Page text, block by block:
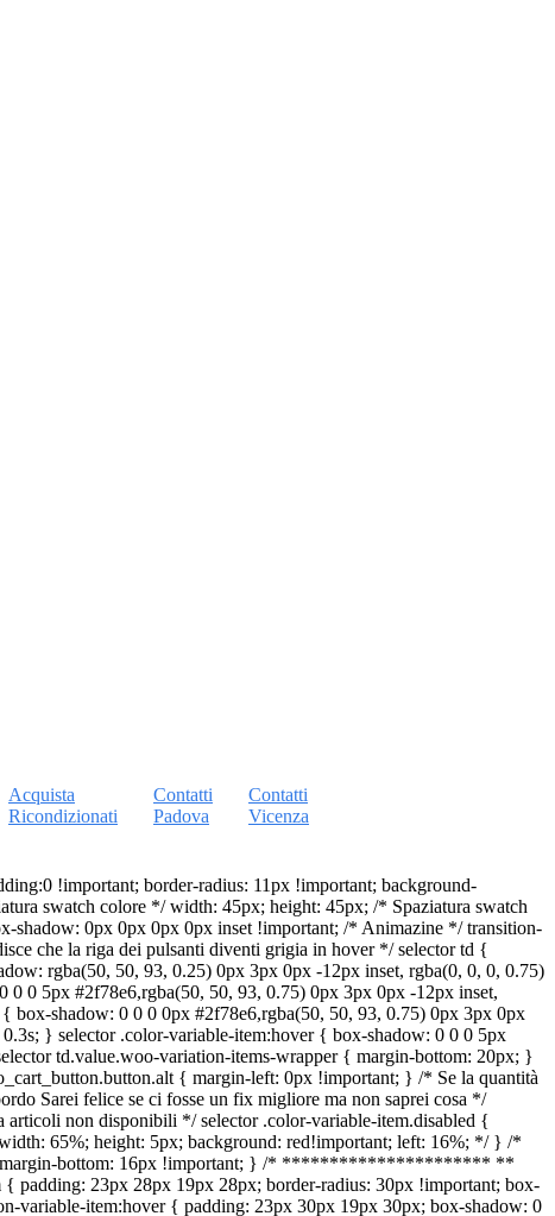
Acquista
Ricondizionati
Contatti
Padova
Contatti
Vicenza
border-radius: 11px !important; background-
swatch colore */ width: 45px; height: 45px; /* Spaziatura swatch
shadow: 0px 0px 0px 0px inset !important; /* Animazine */ transition-
che la riga dei pulsanti diventi grigia in hover */ selector td {
rgba(50, 50, 93, 0.25) 0px 3px 0px -12px inset, rgba(0, 0, 0, 0.75)
0 5px #2f78e6,rgba(50, 50, 93, 0.75) 0px 3px 0px -12px inset,
shadow: 0 0 0 0px #2f78e6,rgba(50, 50, 93, 0.75) 0px 3px 0px
} selector .color-variable-item:hover { box-shadow: 0 0 0 5px
td.value.woo-variation-items-wrapper { margin-bottom: 20px; }
{ margin-left: 0px !important; } /* Se la quantità
Sarei felice se ci fosse un fix migliore ma non saprei cosa */
non disponibili */ selector .color-variable-item.disabled {
65%; height: 5px; background: red!important; left: 16%; */ } /*
margin-bottom: 16px !important; } /* ********************** **
23px 28px 19px 28px; border-radius: 30px !important; box-
variable-item:hover { padding: 23px 30px 19px 30px; box-shadow: 0